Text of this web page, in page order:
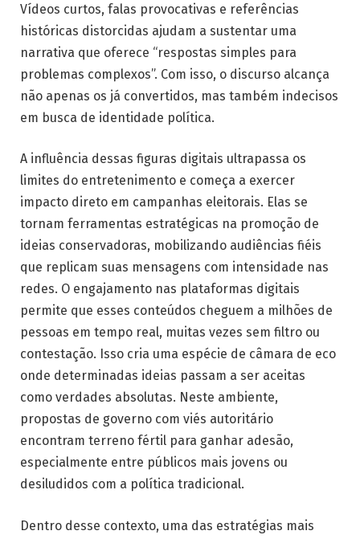
Vídeos curtos, falas provocativas e referências
históricas distorcidas ajudam a sustentar uma
narrativa que oferece “respostas simples para
problemas complexos”. Com isso, o discurso alcança
não apenas os já convertidos, mas também indecisos
em busca de identidade política.
A influência dessas figuras digitais ultrapassa os
limites do entretenimento e começa a exercer
impacto direto em campanhas eleitorais. Elas se
tornam ferramentas estratégicas na promoção de
ideias conservadoras, mobilizando audiências fiéis
que replicam suas mensagens com intensidade nas
redes. O engajamento nas plataformas digitais
permite que esses conteúdos cheguem a milhões de
pessoas em tempo real, muitas vezes sem filtro ou
contestação. Isso cria uma espécie de câmara de eco
onde determinadas ideias passam a ser aceitas
como verdades absolutas. Neste ambiente,
propostas de governo com viés autoritário
encontram terreno fértil para ganhar adesão,
especialmente entre públicos mais jovens ou
desiludidos com a política tradicional.
Dentro desse contexto, uma das estratégias mais